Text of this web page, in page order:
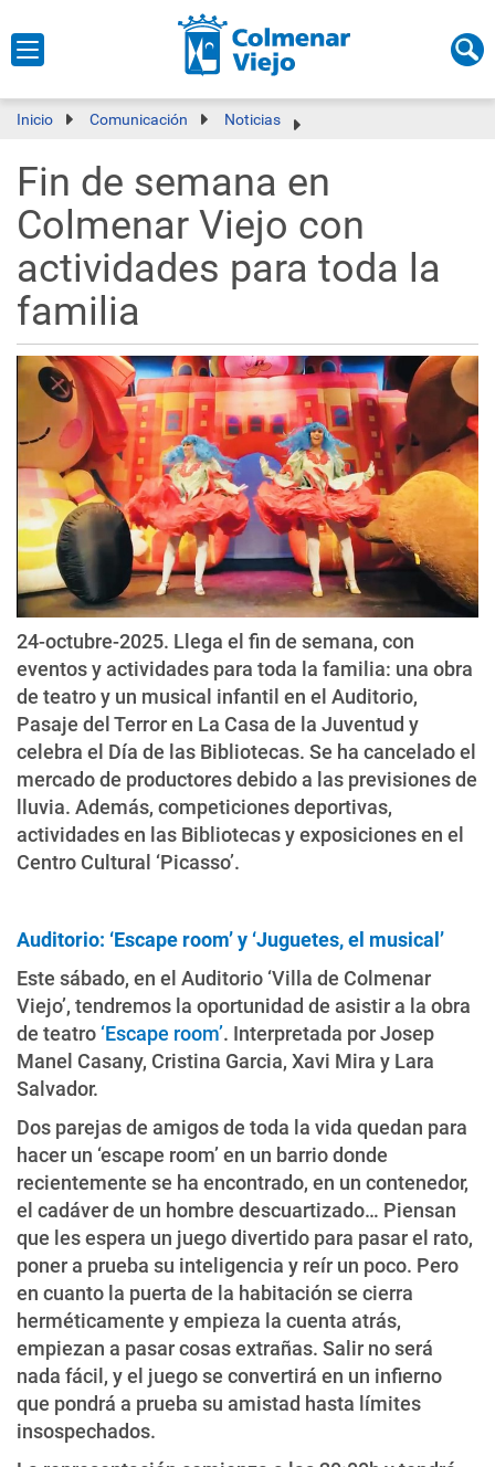
Inicio Comunicación Noticias
Fin de semana en
Colmenar Viejo con
actividades para toda la
familia
24-octubre-2025. Llega el fin de semana, con
eventos y actividades para toda la familia: una obra
de teatro y un musical infantil en el Auditorio,
Pasaje del Terror en La Casa de la Juventud y
celebra el Día de las Bibliotecas. Se ha cancelado el
mercado de productores debido a las previsiones de
lluvia. Además, competiciones deportivas,
actividades en las Bibliotecas y exposiciones en el
Centro Cultural ‘Picasso’.
Auditorio: ‘Escape room’ y ‘Juguetes, el musical’
Este sábado, en el Auditorio ‘Villa de Colmenar
Viejo’, tendremos la oportunidad de asistir a la obra
de teatro‘Escape room’. Interpretada por Josep
Manel Casany, Cristina Garcia, Xavi Mira y Lara
Salvador.
Dos parejas de amigos de toda la vida quedan para
hacer un ‘escape room’ en un barrio donde
recientemente se ha encontrado, en un contenedor,
el cadáver de un hombre descuartizado… Piensan
que les espera un juego divertido para pasar el rato,
poner a prueba su inteligencia y reír un poco. Pero
en cuanto la puerta de la habitación se cierra
herméticamente y empieza la cuenta atrás,
empiezan a pasar cosas extrañas. Salir no será
nada fácil, y el juego se convertirá en un infierno
que pondrá a prueba su amistad hasta límites
insospechados.